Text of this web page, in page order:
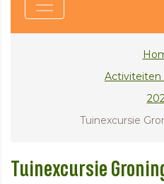
Activiteiten
Tuinexcursie
Tuinexcursie